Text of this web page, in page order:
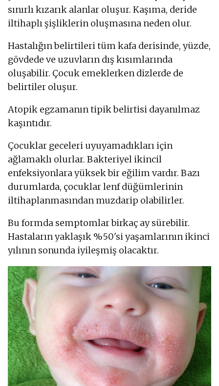
sınırlı kızarık alanlar oluşur. Kaşıma, deride
iltihaplı şişliklerin oluşmasına neden olur.
Hastalığın belirtileri tüm kafa derisinde, yüzde,
gövdede ve uzuvların dış kısımlarında
oluşabilir. Çocuk emeklerken dizlerde de
belirtiler oluşur.
Atopik egzamanın tipik belirtisi dayanılmaz
kaşıntıdır.
Çocuklar geceleri uyuyamadıkları için
ağlamaklı olurlar. Bakteriyel ikincil
enfeksiyonlara yüksek bir eğilim vardır. Bazı
durumlarda, çocuklar lenf düğümlerinin
iltihaplanmasından muzdarip olabilirler.
Bu formda semptomlar birkaç ay sürebilir.
Hastaların yaklaşık %50'si yaşamlarının ikinci
yılının sonunda iyileşmiş olacaktır.